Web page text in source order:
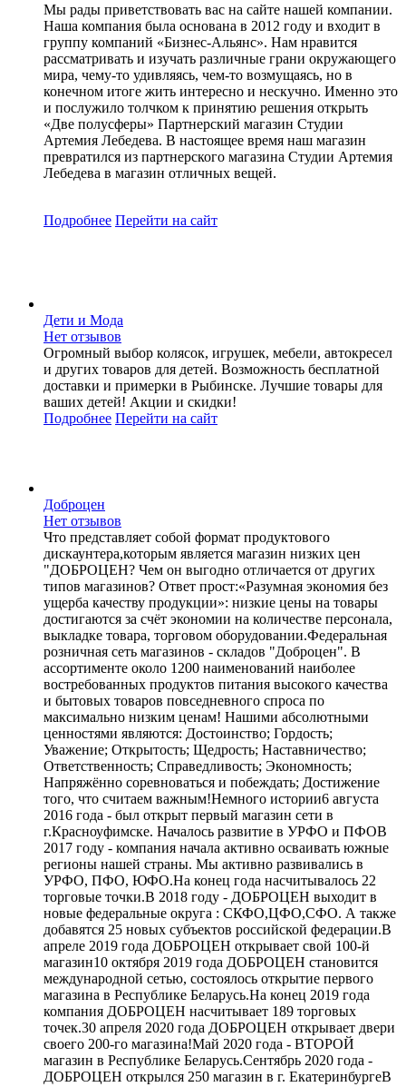
Мы рады приветствовать вас на сайте нашей компании.
Наша компания была основана в 2012 году и входит в
группу компаний «Бизнес-Альянс». Нам нравится
рассматривать и изучать различные грани окружающего
мира, чему-то удивляясь, чем-то возмущаясь, но в
конечном итоге жить интересно и нескучно. Именно это
и послужило толчком к принятию решения открыть
«Две полусферы» Партнерский магазин Студии
Артемия Лебедева. В настоящее время наш магазин
превратился из партнерского магазина Студии Артемия
Лебедева в магазин отличных вещей.
Подробнее Перейти на сайт
Дети и Мода
Нет отзывов
Огромный выбор колясок, игрушек, мебели, автокресел
и других товаров для детей. Возможность бесплатной
доставки и примерки в Рыбинске. Лучшие товары для
ваших детей! Акции и скидки!
Подробнее Перейти на сайт
Доброцен
Нет отзывов
Что представляет собой формат продуктового
дискаунтера,которым является магазин низких цен
"ДОБРОЦЕН? Чем он выгодно отличается от других
типов магазинов? Ответ прост:«Разумная экономия без
ущерба качеству продукции»: низкие цены на товары
достигаются за счёт экономии на количестве персонала,
выкладке товара, торговом оборудовании.Федеральная
розничная сеть магазинов - складов "Доброцен". В
ассортименте около 1200 наименований наиболее
востребованных продуктов питания высокого качества
и бытовых товаров повседневного спроса по
максимально низким ценам! Нашими абсолютными
ценностями являются: Достоинство; Гордость;
Уважение; Открытость; Щедрость; Наставничество;
Ответственность; Справедливость; Экономность;
Напряжённо соревноваться и побеждать; Достижение
того, что считаем важным!Немного истории6 августа
2016 года - был открыт первый магазин сети в
г.Красноуфимске. Началось развитие в УРФО и ПФОВ
2017 году - компания начала активно осваивать южные
регионы нашей страны. Мы активно развивались в
УРФО, ПФО, ЮФО.На конец года насчитывалось 22
торговые точки.В 2018 году - ДОБРОЦЕН выходит в
новые федеральные округа : СКФО,ЦФО,СФО. А также
добавятся 25 новых субъектов российской федерации.В
апреле 2019 года ДОБРОЦЕН открывает свой 100-й
магазин10 октября 2019 года ДОБРОЦЕН становится
международной сетью, состоялось открытие первого
магазина в Республике Беларусь.На конец 2019 года
компания ДОБРОЦЕН насчитывает 189 торговых
точек.30 апреля 2020 года ДОБРОЦЕН открывает двери
своего 200-го магазина!Май 2020 года - ВТОРОЙ
магазин в Республике Беларусь.Сентябрь 2020 года -
ДОБРОЦЕН открылся 250 магазин в г. ЕкатеринбургеВ